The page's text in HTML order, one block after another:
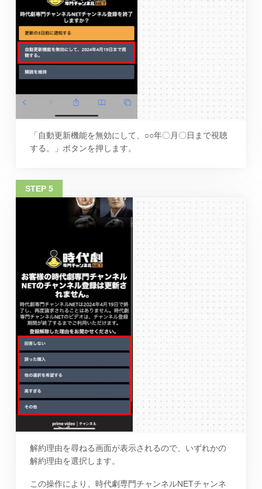
「自動更新機能を無効にして、○○年〇月〇日まで視聴
する。」ボタンを押します。
解約理由を尋ねる画面が表示されるので、いずれかの
解約理由を選択します。
この操作により、時代劇専門チャンネルNETチャンネ